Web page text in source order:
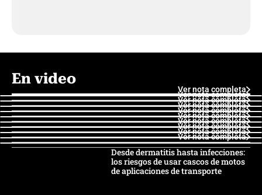
En video
Ver nota completa
Ver nota completa
Ver nota completa
Ver nota completa
Ver nota completa
Ver nota completa
Ver nota completa
Ver nota completa
Ver nota completa
Ver nota completa
Desde dermatitis hasta infecciones:
los riesgos de usar cascos de motos
de aplicaciones de transporte